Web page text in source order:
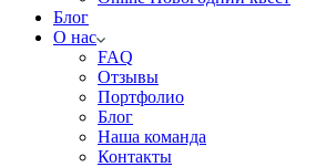
Блог
О нас
FAQ
Отзывы
Портфолио
Блог
Наша команда
Контакты